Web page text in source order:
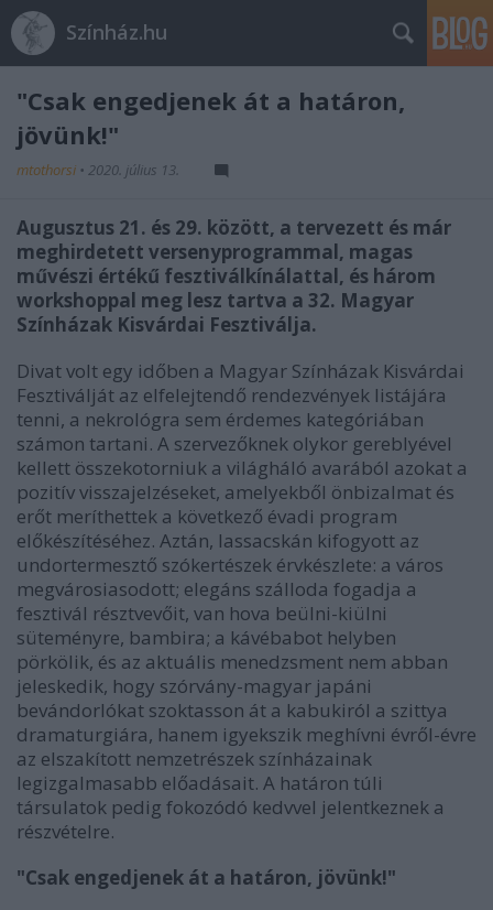
Színház.hu
"Csak engedjenek át a határon,
jövünk!"
mtothorsi • 2020. július 13.
Augusztus 21. és 29. között, a tervezett és már
meghirdetett versenyprogrammal, magas
művészi értékű fesztiválkínálattal, és három
workshoppal meg lesz tartva a 32. Magyar
Színházak Kisvárdai Fesztiválja.
Divat volt egy időben a Magyar Színházak Kisvárdai
Fesztiválját az elfelejtendő rendezvények listájára
tenni, a nekrológra sem érdemes kategóriában
számon tartani. A szervezőknek olykor gereblyével
kellett összekotorniuk a világháló avarából azokat a
pozitív visszajelzéseket, amelyekből önbizalmat és
erőt meríthettek a következő évadi program
előkészítéséhez. Aztán, lassacskán kifogyott az
undortermesztő szókertészek érvkészlete: a város
megvárosiasodott; elegáns szálloda fogadja a
fesztivál résztvevőit, van hova beülni-kiülni
süteményre, bambira; a kávébabot helyben
pörkölik, és az aktuális menedzsment nem abban
jeleskedik, hogy szórvány-magyar japáni
bevándorlókat szoktasson át a kabukiról a szittya
dramaturgiára, hanem igyekszik meghívni évről-évre
az elszakított nemzetrészek színházainak
legizgalmasabb előadásait. A határon túli
társulatok pedig fokozódó kedvvel jelentkeznek a
részvételre.
"Csak engedjenek át a határon, jövünk!"